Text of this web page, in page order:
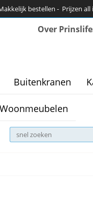
bestellen - Prijzen all
Over
Buitenkranen
Woonmeubelen